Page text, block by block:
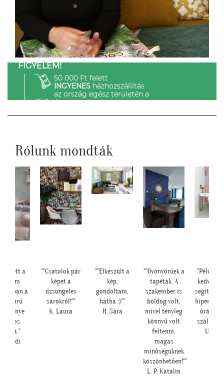
FIGYELEM!
50 000 Ft felett
INGYENESházhozszállítás
az ország egész területén a
GLS-el.
Rólunk mondták
lett a
a
Andi
""Csatolok pár
képet a
dzsungeles
sarokról!""
K. Laura
""Elkészült a
kép,
gondoltam,
hátha :)""
H. Sára
""Gyönyörűek a
tapéták. A
szakember is
boldog volt,
mivel tényleg
könnyű volt
feltenni,
magas
minőségüknek
köszönhetően!""
L. P. Katalin
"Példa
órán
U.